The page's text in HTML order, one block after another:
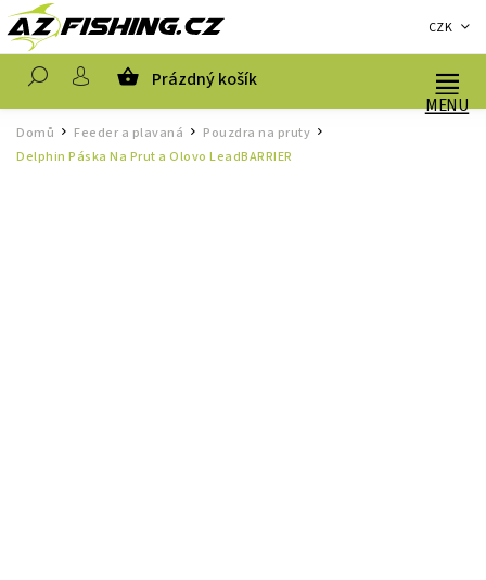
CZK
Prázdný košík
Domů / Feeder a plavaná / Pouzdra na pruty /
Delphin Páska Na Prut a Olovo LeadBARRIER